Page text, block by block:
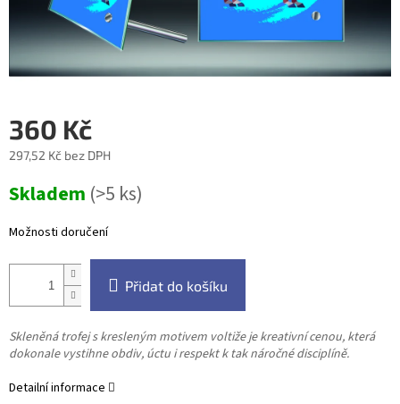
360 Kč
297,52 Kč bez DPH
cena:
Skladem (>5 ks)
Možnosti doručení
Přidat do košíku
Skleněná trofej s kresleným motivem voltiže je kreativní cenou, která
dokonale vystihne obdiv, úctu i respekt k tak náročné disciplíně.
Detailní informace